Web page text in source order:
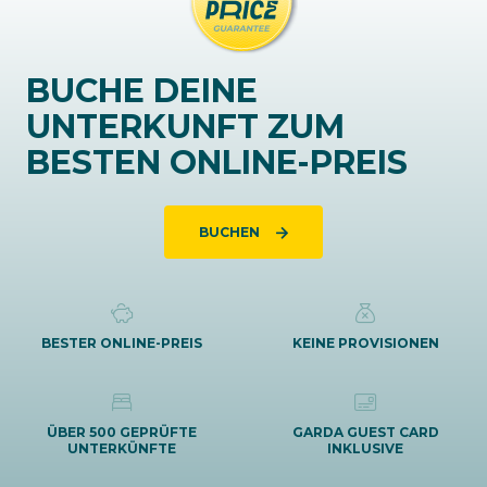
BUCHE DEINE
UNTERKUNFT ZUM
BESTEN ONLINE-PREIS
BUCHEN
BESTER ONLINE-PREIS KEINE PROVISIONEN
ÜBER 500 GEPRÜFTE
UNTERKÜNFTE
GARDA GUEST CARD
INKLUSIVE